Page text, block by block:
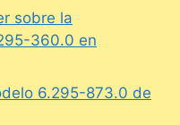
sobre la
360.0 en
6.295-873.0 de